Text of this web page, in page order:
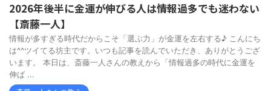
2026年後半に金運が伸びる人は情報過多でも迷わない
【斎藤一人】
情報が多すぎる時代だからこそ「選ぶ力」が金運を左右する♪ こんにち
は^^ツイてる坊主です。いつも記事を読んでいただき、ありがとうござ
います。 本日は、斎藤一人さんの教えから「情報過多の時代に金運を
伸ば ...